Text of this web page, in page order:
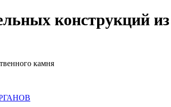
конструкций
камня